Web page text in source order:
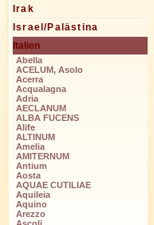
Irak
Israel/Palästina
Italien
Abella
ACELUM, Asolo
Acerra
Acqualagna
Adria
AECLANUM
ALBA FUCENS
Alife
ALTINUM
Amelia
AMITERNUM
Antium
Aosta
AQUAE CUTILIAE
Aquileia
Aquino
Arezzo